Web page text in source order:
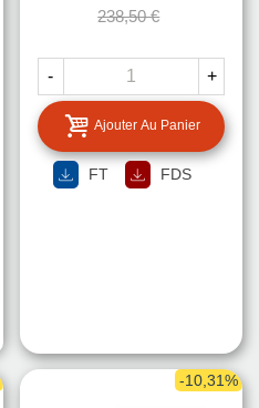
238,50 €
- +
Ajouter Au Panier
FT FDS
-10,31%